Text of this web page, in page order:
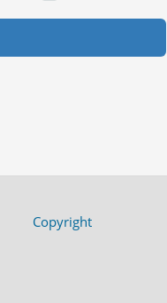
Copyright